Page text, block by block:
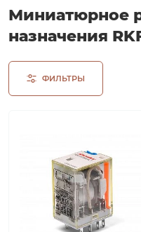
Миниатюрное
назначения
ФИЛЬТРЫ